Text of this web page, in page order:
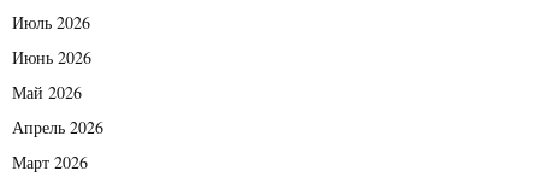
Июль 2026
Июнь 2026
Май 2026
Апрель 2026
Март 2026